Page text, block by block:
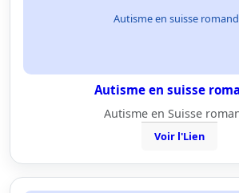
Autisme en suisse
Autisme en suisse
Autisme en Suisse
Voir l'Lien